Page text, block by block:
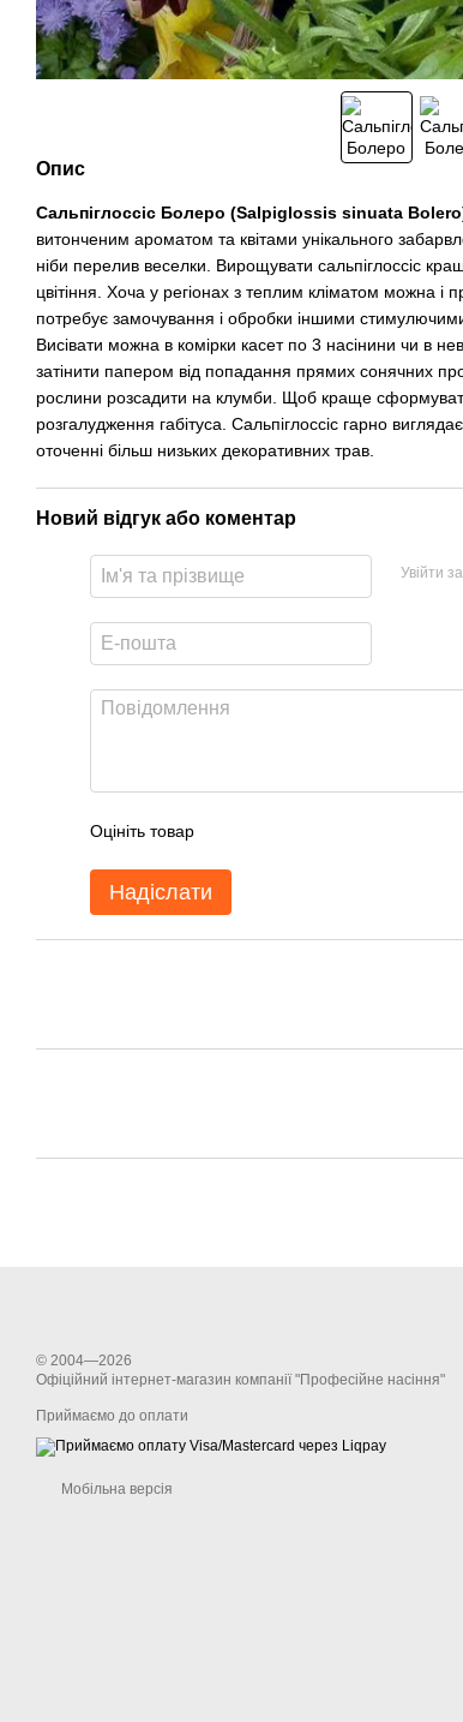
Опис
Сальпіглоссіс Болеро (Salpiglossis sinuata
витонченим ароматом та квітами унікального
ніби перелив веселки. Вирощувати сальпіглоссіс
цвітіння. Хоча у регіонах з теплим кліматом можна
потребує замочування і обробки іншими
Висівати можна в комірки касет по 3 насінини чи в
затінити папером від попадання прямих сонячних
рослини розсадити на клумби. Щоб краще
розгалудження габітуса. Сальпіглоссіс гарно
оточенні більш низьких декоративних трав.
Новий відгук або коментар
Увійти
Оцініть товар
Надіслати
© 2004—2026
Офіційний інтернет-магазин компанії "Професійне насіння"
Приймаємо до оплати
Мобільна версія